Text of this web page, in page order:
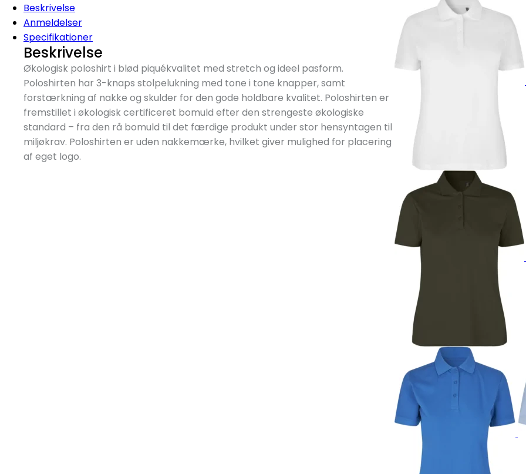
Beskrivelse
Anmeldelser
Specifikationer
Beskrivelse
Økologisk poloshirt i blød piquékvalitet med stretch og ideel pasform.
Poloshirten har 3-knaps stolpelukning med tone i tone knapper, samt
forstærkning af nakke og skulder for den gode holdbare kvalitet. Poloshirten er
fremstillet i økologisk certificeret bomuld efter den strengeste økologiske
standard – fra den rå bomuld til det færdige produkt under stor hensyntagen til
miljøkrav. Poloshirten er uden nakkemærke, hvilket giver mulighed for placering
af eget logo.